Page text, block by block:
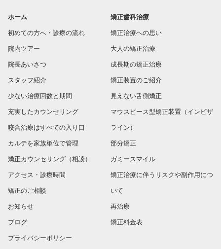
ホーム
初めての方へ・診療の流れ
院内ツアー
院長あいさつ
スタッフ紹介
少ない治療回数と期間
充実したカウンセリング
咬合治療はすべての入り口
カルテを家族単位で管理
矯正カウンセリング（相談）
アクセス・診療時間
矯正のご相談
お知らせ
ブログ
プライバシーポリシー
矯正歯科治療
矯正治療への思い
大人の矯正治療
成長期の矯正治療
矯正装置のご紹介
見えない舌側矯正
マウスピース型矯正装置（インビザ
ライン）
部分矯正
ガミースマイル
矯正治療に伴うリスクや副作用につ
いて
再治療
矯正料金表